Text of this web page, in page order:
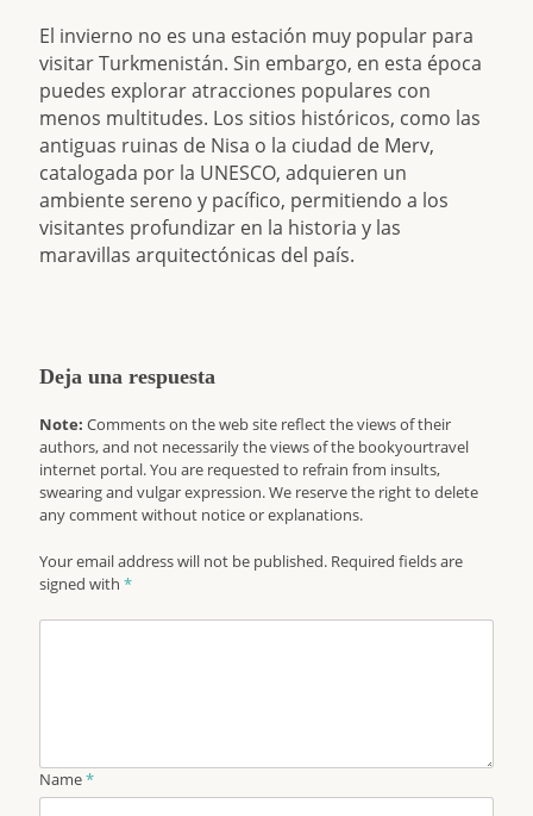
El invierno no es una estación muy popular para
visitar Turkmenistán. Sin embargo, en esta época
puedes explorar atracciones populares con
menos multitudes. Los sitios históricos, como las
antiguas ruinas de Nisa o la ciudad de Merv,
catalogada por la UNESCO, adquieren un
ambiente sereno y pacífico, permitiendo a los
visitantes profundizar en la historia y las
maravillas arquitectónicas del país.
Deja una respuesta
Note: Comments on the web site reflect the views of their
authors, and not necessarily the views of the bookyourtravel
internet portal. You are requested to refrain from insults,
swearing and vulgar expression. We reserve the right to delete
any comment without notice or explanations.
Your email address will not be published. Required fields are
signed with*
Name*